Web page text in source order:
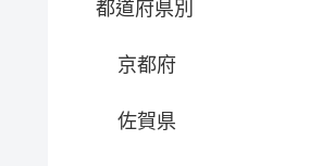
都道府県別
京都府
佐賀県